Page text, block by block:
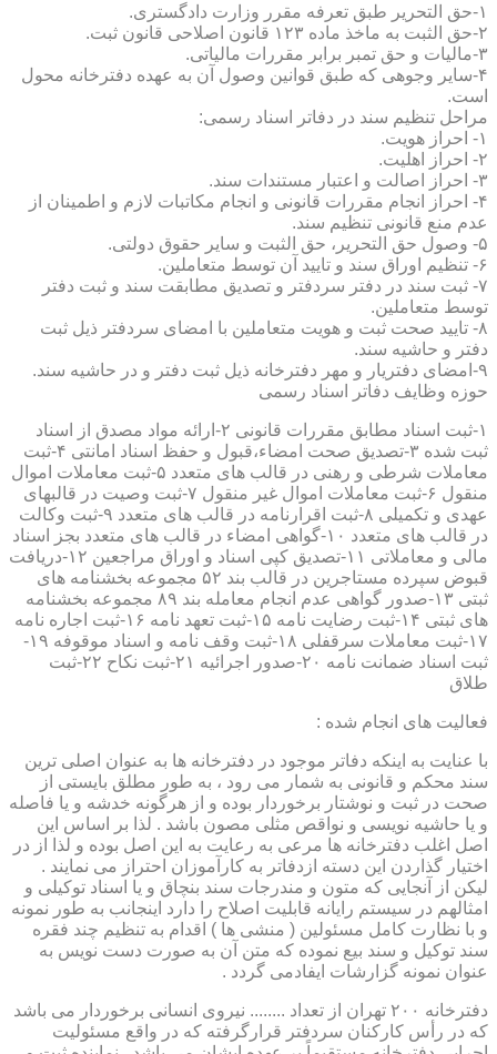
۱-حق التحریر طبق تعرفه مقرر وزارت دادگستری.
۲-حق الثبت به ماخذ ماده ۱۲۳ قانون اصلاحی قانون ثبت.
۳-مالیات و حق تمبر برابر مقررات مالیاتی.
۴-سایر وجوهی که طبق قوانین وصول آن به عهده دفترخانه محول
است.
مراحل تنظیم سند در دفاتر اسناد رسمی:
۱- احراز هویت.
۲- احراز اهلیت.
۳- احراز اصالت و اعتبار مستندات سند.
۴- احراز انجام مقررات قانونی و انجام مکاتبات لازم و اطمینان از
عدم منع قانونی تنظیم سند.
۵- وصول حق التحریر، حق الثبت و سایر حقوق دولتی.
۶- تنظیم اوراق سند و تایید آن توسط متعاملین.
۷- ثبت سند در دفتر سردفتر و تصدیق مطابقت سند و ثبت دفتر
توسط متعاملین.
۸- تایید صحت ثبت و هویت متعاملین با امضای سردفتر ذیل ثبت
دفتر و حاشیه سند.
۹-امضای دفتریار و مهر دفترخانه ذیل ثبت دفتر و در حاشیه سند.
حوزه وظایف دفاتر اسناد رسمی
۱-ثبت اسناد مطابق مقررات قانونی ۲-ارائه مواد مصدق از اسناد
ثبت شده ۳-تصدیق صحت امضاء،قبول و حفظ اسناد امانتی ۴-ثبت
معاملات شرطی و رهنی در قالب های متعدد ۵-ثبت معاملات اموال
منقول ۶-ثبت معاملات اموال غیر منقول ۷-ثبت وصیت در قالبهای
عهدی و تکمیلی ۸-ثبت اقرارنامه در قالب های متعدد ۹-ثبت وکالت
در قالب های متعدد ۱۰-گواهی امضاء در قالب های متعدد بجز اسناد
مالی و معاملاتی ۱۱-تصدیق کپی اسناد و اوراق مراجعین ۱۲-دریافت
قبوض سپرده مستاجرین در قالب بند ۵۲ مجموعه بخشنامه های
ثبتی ۱۳-صدور گواهی عدم انجام معامله بند ۸۹ مجموعه بخشنامه
های ثبتی ۱۴-ثبت رضایت نامه ۱۵-ثبت تعهد نامه ۱۶-ثبت اجاره نامه
۱۷-ثبت معاملات سرقفلی ۱۸-ثبت وقف نامه و اسناد موقوفه ۱۹-
ثبت اسناد ضمانت نامه ۲۰-صدور اجرائیه ۲۱-ثبت نکاح ۲۲-ثبت
طلاق
فعالیت های انجام شده :
با عنایت به اینکه دفاتر موجود در دفترخانه ها به عنوان اصلی ترین
سند محکم و قانونی به شمار می رود ، به طور مطلق بایستی از
صحت در ثبت و نوشتار برخوردار بوده و از هرگونه خدشه و یا فاصله
و یا حاشیه نویسی و نواقص مثلی مصون باشد . لذا بر اساس این
اصل اغلب دفترخانه ها مرعی به رعایت به این اصل بوده و لذا از در
اختیار گذاردن این دسته ازدفاتر به کارآموزان احتراز می نمایند .
لیکن از آنجایی که متون و مندرجات سند بنچاق و یا اسناد توکیلی و
امثالهم در سیستم رایانه قابلیت اصلاح را دارد اینجانب به طور نمونه
و با نظارت کامل مسئولین ( منشی ها ) اقدام به تنظیم چند فقره
سند توکیل و سند بیع نموده که متن آن به صورت دست نویس به
عنوان نمونه گزارشات ایفادمی گردد .
دفترخانه ۲۰۰ تهران از تعداد ........ نیروی انسانی برخوردار می باشد
که در رأس کارکنان سردفتر قرارگرفته که در واقع مسئولیت